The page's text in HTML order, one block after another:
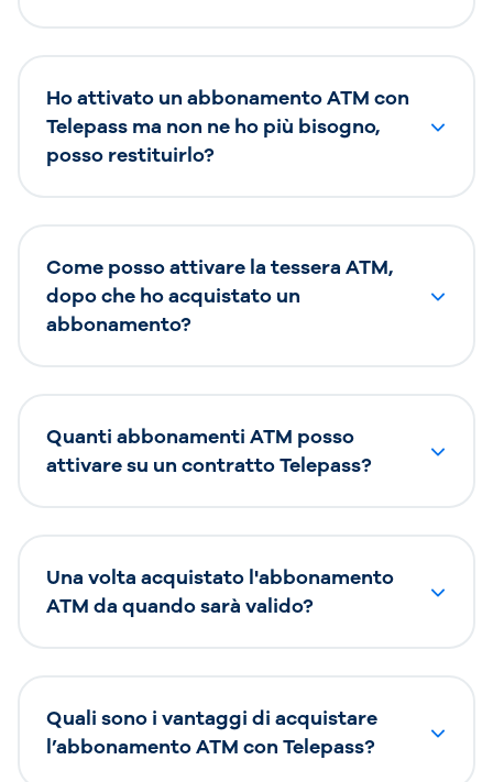
Ho attivato un abbonamento ATM con
Telepass ma non ne ho più bisogno,
posso restituirlo?
Come posso attivare la tessera ATM,
dopo che ho acquistato un
abbonamento?
Quanti abbonamenti ATM posso
attivare su un contratto Telepass?
Una volta acquistato l'abbonamento
ATM da quando sarà valido?
Quali sono i vantaggi di acquistare
l’abbonamento ATM con Telepass?